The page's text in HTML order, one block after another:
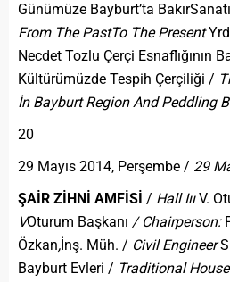
Günümüze Bayburt’ta
From The PastTo The Present
Necdet Tozlu Çerçi Esnaflığının
Kültürümüzde Tespih Çerçiliği /
İn Bayburt Region And Peddling
20
29 Mayıs 2014, Perşembe / 29
ŞAİR ZİHNİ AMFİSİ / Hall IııV.
VOturum Başkanı / Chairperson:
Özkan, İnş. Müh. / Civil Engineer
Bayburt Evleri / Traditional